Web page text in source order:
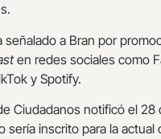
señalado a Bran por
en redes sociales como
y Spotify.
Ciudadanos notificó el
sería inscrito para la actual